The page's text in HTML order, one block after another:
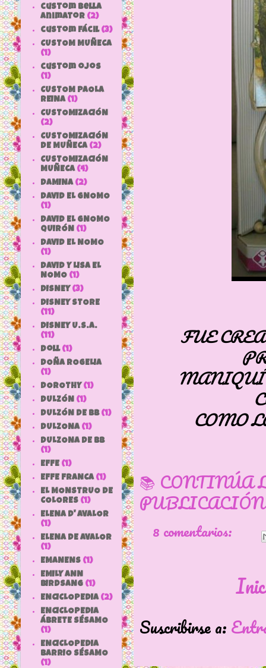
FUE
MANIQUÍ
COMO
📚 CONTINÚA
8 comentarios:
Suscribirse a:
custom bella
animator (2)
custom fácil (3)
CUSTOM MUÑECA
(1)
custom ojos
(1)
CUSTOM PAOLA
REINA (1)
CUSTOMIZACIÓN
(2)
CUSTOMIZACIÓN
DE MUÑECA (2)
CUSTOMIZACIÓN
MUÑECA (4)
DAMINA (2)
DAVID EL GNOMO
(1)
DAVID EL GNOMO
QUIRÓN (1)
DAVID EL NOMO
(1)
DAVID Y LISA EL
NOMO (1)
DISNEY (3)
DISNEY STORE
(11)
DISNEY U.S.A.
(11)
doll (1)
DOÑA ROGELIA
(1)
DOROTHY (1)
DULZÓN (1)
DULZÓN DE BB (1)
DULZONA (1)
DULZONA DE BB
(1)
EFFE (1)
EFFE FRANCA (1)
EL MONSTRUO DE
COLORES (1)
ELENA D' AVALOR
(1)
ELENA DE AVALOR
(1)
EMANENS (1)
EMILY ANN
BIRDSANG (1)
ENCICLOPEDIA (2)
ENCICLOPEDIA
ÁBRETE SÉSAMO
(1)
ENCICLOPEDIA
BARRIO SÉSAMO
(1)